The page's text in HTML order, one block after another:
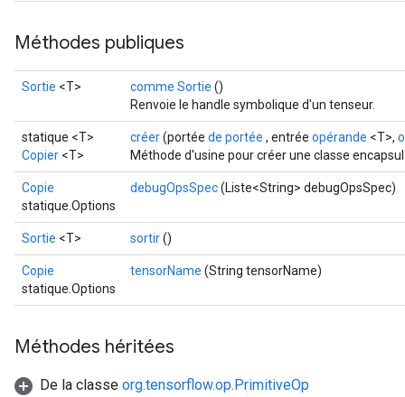
Méthodes publiques
Sortie <T> comme Sortie ()
Renvoie le handle symbolique d'un tenseur.
statique <T>
Copier <T>
créer(portée de portée , entrée opérande <T>,
Méthode d'usine pour créer une classe
Copie
statique.Options
debugOpsSpec(Liste<String> debugOpsSpec)
Sortie <T> sortir()
Copie
statique.Options
tensorName (String tensorName)
Méthodes héritées
De la classe org.tensorflow.op.PrimitiveOp